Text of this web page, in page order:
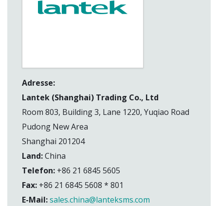
Adresse:
Lantek (Shanghai) Trading Co., Ltd
Room 803, Building 3, Lane 1220, Yuqiao Road
Pudong New Area
Shanghai 201204
Land:China
Telefon: +86 21 6845 5605
Fax: +86 21 6845 5608 * 801
E-Mail:sales.china@lanteksms.com